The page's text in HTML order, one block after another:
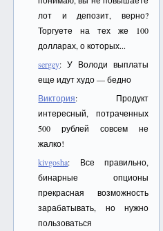
лот и депозит, верно?
Торгуете на тех же 100
долларах, о которых...
sergey: У Володи выплаты
еще идут худо — бедно
Виктория: Продукт
интересный, потраченных
500 рублей совсем не
жалко!
kivgosha: Все правильно,
бинарные опционы
прекрасная возможность
зарабатывать, но нужно
пользоваться